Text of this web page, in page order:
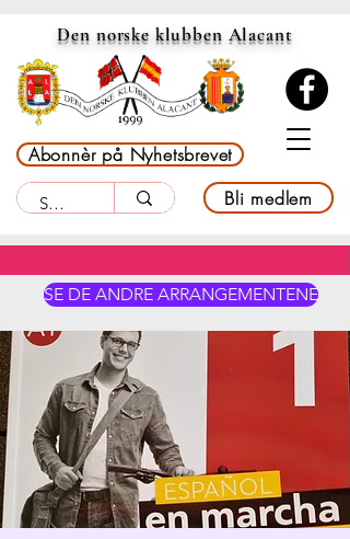
Den norske klubben Alacant
Abonnèr på Nyhetsbrevet
Bli medlem
SE DE ANDRE ARRANGEMENTENE